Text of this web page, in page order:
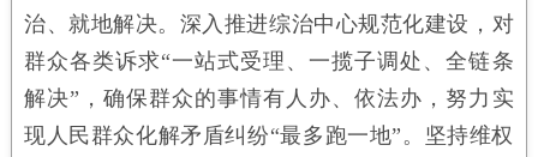
治、就地解决。深入推进综治中心规范化建设，对
群众各类诉求“一站式受理、一揽子调处、全链条
解决”，确保群众的事情有人办、依法办，努力实
现人民群众化解矛盾纠纷“最多跑一地”。坚持维权